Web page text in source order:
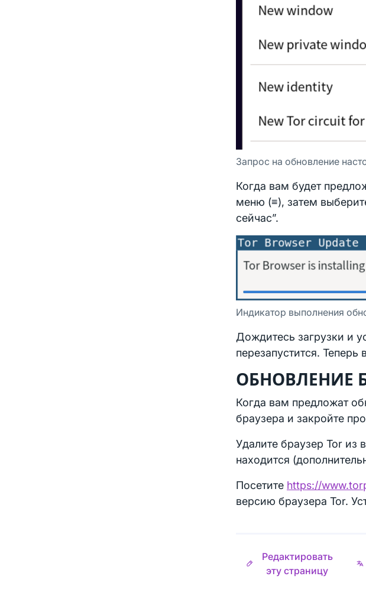
Запрос на обновление
Когда вам будет
меню (≡), затем
сейчас”.
Индикатор выполнения
Дождитесь загрузки и
перезапустится.
ОБНОВЛЕНИЕ
Когда вам предложат
браузера и закройте
Удалите браузер Tor из
находится
Посетите https://
версию браузера Tor.
Редактировать
эту страницу